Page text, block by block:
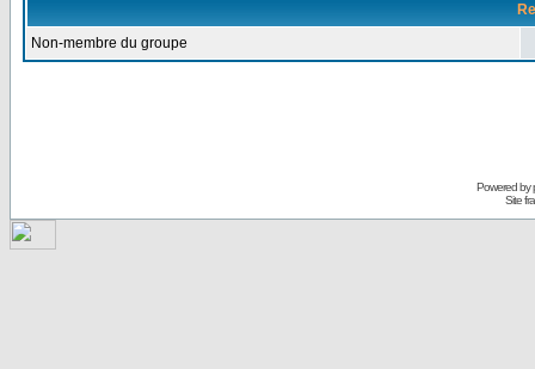
Non-membre du groupe
Powered by
Site